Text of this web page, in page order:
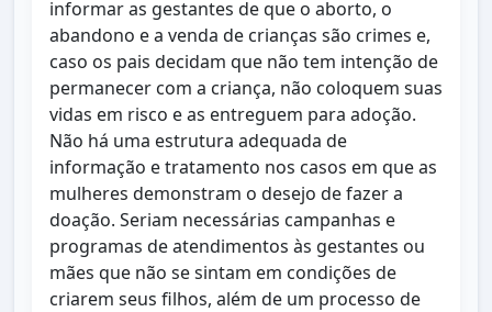
informar as gestantes de que o aborto, o
abandono e a venda de crianças são crimes e,
caso os pais decidam que não tem intenção de
permanecer com a criança, não coloquem suas
vidas em risco e as entreguem para adoção.
Não há uma estrutura adequada de
informação e tratamento nos casos em que as
mulheres demonstram o desejo de fazer a
doação. Seriam necessárias campanhas e
programas de atendimentos às gestantes ou
mães que não se sintam em condições de
criarem seus filhos, além de um processo de